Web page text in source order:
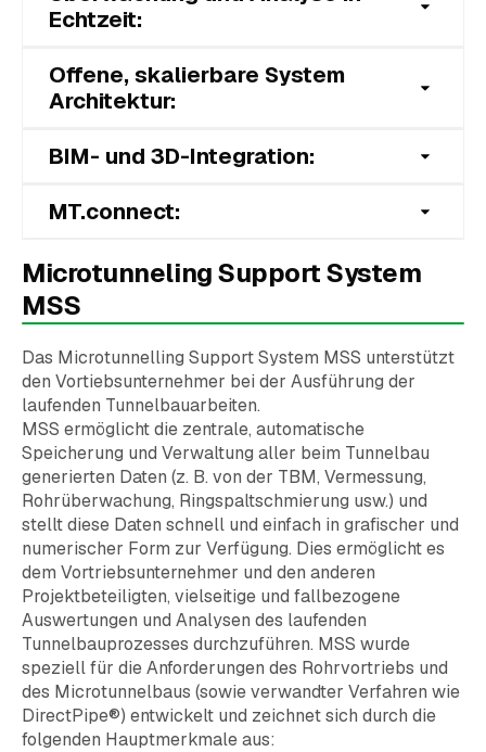
Echtzeit:
• Visualisieren Sie den Baufortschritt in intuitiven
Dashboards.
• Erkennen Sie Leistungstrends frühzeitig und
Prozess eskaliert oder Schäden entstehen.
Offene, skalierbare System
Architektur:
• Integrieren Sie neue Datenquellen nahtlos.
• Passen Sie Module an spezifische
BIM- und 3D-Integration:
• Führen Sie Vortriebsdaten mit 3D-/BIM-
und intuitiven Projektüberblick zu erhalten.
• Speichern und verknüpfen Sie die gesamte
Projekt-/Rohrpläne, QC/QA-Dokumente) als
BIM-Attribute zum einfachen Abrufen.
MT.connect:
• Robuste und zuverlässige elektronische
Tunnelhardware, die von beiden Unternehmen
VMT und Jackcontrol verwendet wird.
• Geeignet für den Betrieb von Jackcontrol- als
auch VMT-Software.
• Problemlose Verbindung aller Komponenten.
• Bringt LAN/WiFi-Internet in den Tunnel.
•Eine ausführliche Beschreibung finden Sie
hier.
Microtunneling Support System
MSS
Das Microtunnelling Support System MSS unterstützt
den Vortiebsunternehmer bei der Ausführung der
laufenden Tunnelbauarbeiten.
MSS ermöglicht die zentrale, automatische
Speicherung und Verwaltung aller beim Tunnelbau
generierten Daten (z. B. von der TBM, Vermessung,
Rohrüberwachung, Ringspaltschmierung usw.) und
stellt diese Daten schnell und einfach in grafischer und
numerischer Form zur Verfügung. Dies ermöglicht es
dem Vortriebsunternehmer und den anderen
Projektbeteiligten, vielseitige und fallbezogene
Auswertungen und Analysen des laufenden
Tunnelbauprozesses durchzuführen. MSS wurde
speziell für die Anforderungen des Rohrvortriebs und
des Microtunnelbaus (sowie verwandter Verfahren wie
DirectPipe®) entwickelt und zeichnet sich durch die
folgenden Hauptmerkmale aus: